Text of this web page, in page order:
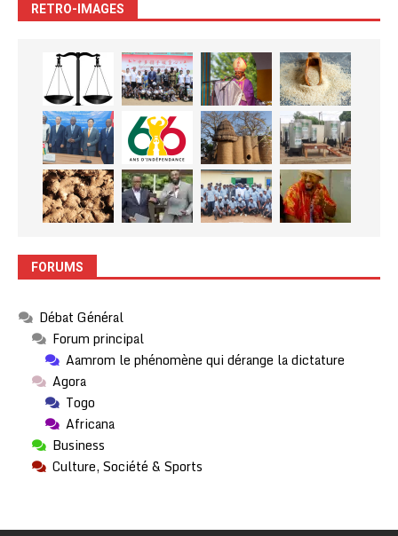
RETRO-IMAGES
FORUMS
Débat Général
Forum principal
Aamrom le phénomène qui dérange la dictature
Agora
Togo
Africana
Business
Culture, Société & Sports